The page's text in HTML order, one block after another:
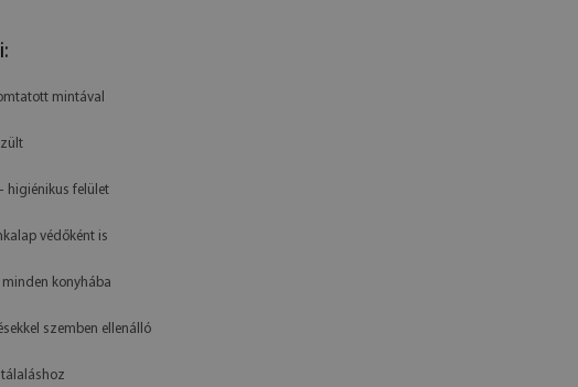
mintával
higiénikus felület
védőként is
konyhába
szemben ellenálló
tálaláshoz